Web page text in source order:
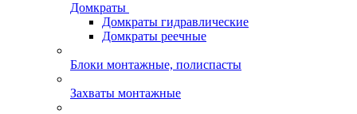
Домкраты
Домкраты гидравлические
Домкраты реечные
Блоки монтажные, полиспасты
Захваты монтажные